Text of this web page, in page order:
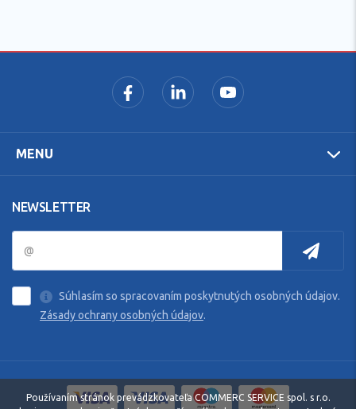
MENU
NEWSLETTER
Súhlasím so spracovaním poskytnutých osobných údajov.
Zásady ochrany osobných údajov.
Používaním stránok prevádzkovateľa COMMERC SERVICE spol. s r.o.